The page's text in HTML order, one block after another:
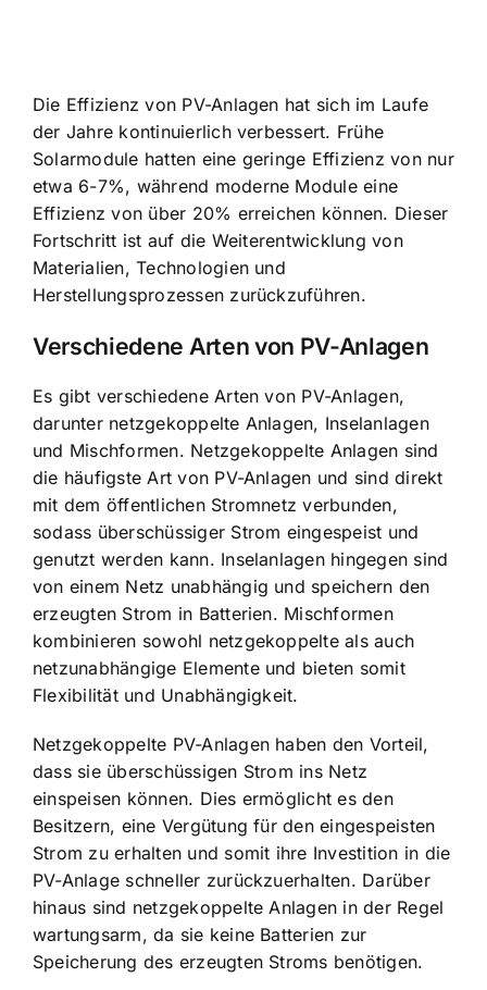
Die Effizienz von PV-Anlagen hat sich im Laufe
der Jahre kontinuierlich verbessert. Frühe
Solarmodule hatten eine geringe Effizienz von nur
etwa 6-7%, während moderne Module eine
Effizienz von über 20% erreichen können. Dieser
Fortschritt ist auf die Weiterentwicklung von
Materialien, Technologien und
Herstellungsprozessen zurückzuführen.
Verschiedene Arten von PV-Anlagen
Es gibt verschiedene Arten von PV-Anlagen,
darunter netzgekoppelte Anlagen, Inselanlagen
und Mischformen. Netzgekoppelte Anlagen sind
die häufigste Art von PV-Anlagen und sind direkt
mit dem öffentlichen Stromnetz verbunden,
sodass überschüssiger Strom eingespeist und
genutzt werden kann. Inselanlagen hingegen sind
von einem Netz unabhängig und speichern den
erzeugten Strom in Batterien. Mischformen
kombinieren sowohl netzgekoppelte als auch
netzunabhängige Elemente und bieten somit
Flexibilität und Unabhängigkeit.
Netzgekoppelte PV-Anlagen haben den Vorteil,
dass sie überschüssigen Strom ins Netz
einspeisen können. Dies ermöglicht es den
Besitzern, eine Vergütung für den eingespeisten
Strom zu erhalten und somit ihre Investition in die
PV-Anlage schneller zurückzuerhalten. Darüber
hinaus sind netzgekoppelte Anlagen in der Regel
wartungsarm, da sie keine Batterien zur
Speicherung des erzeugten Stroms benötigen.